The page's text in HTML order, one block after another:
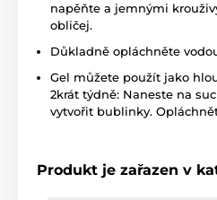
napěňte a jemnými
obličej.
Důkladně opláchněte
Gel můžete použít jako
2krát týdně: Naneste na
vytvořit bublinky.
Produkt je zařazen v